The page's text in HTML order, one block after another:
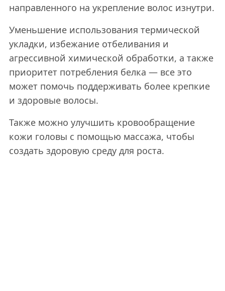
направленного на укрепление волос изнутри.
Уменьшение использования термической
укладки, избежание отбеливания и
агрессивной химической обработки, а также
приоритет потребления белка — все это
может помочь поддерживать более крепкие
и здоровые волосы.
Также можно улучшить кровообращение
кожи головы с помощью массажа, чтобы
создать здоровую среду для роста.